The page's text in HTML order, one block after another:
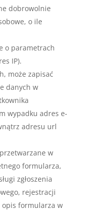
dobrowolnie
o ile
o parametrach
IP).
może zapisać
danych w
wypadku adres e-
adresu url
w
formularza,
zgłoszenia
rejestracji
opis formularza w